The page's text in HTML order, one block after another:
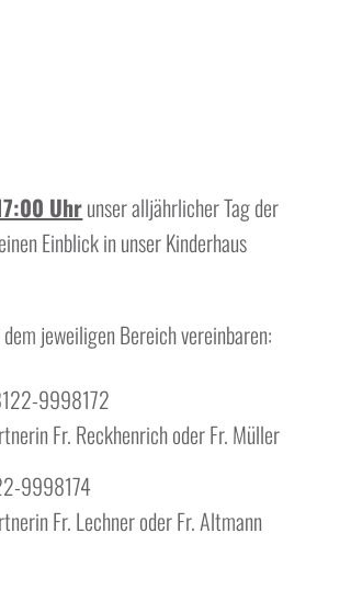
Uhrunser alljährlicher Tag der
Einblick in unser Kinderhaus
jeweiligen Bereich vereinbaren:
9998172
Fr. Reckhenrich oder Fr. Müller
9998174
Fr. Lechner oder Fr. Altmann